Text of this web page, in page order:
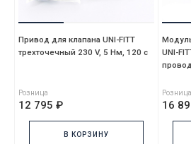
Привод для клапана UNI-FITT
трехточечный 230 V, 5 Нм, 120 с
Розница
12 795 ₽
В КОРЗИНУ
UNI-
Розница
16